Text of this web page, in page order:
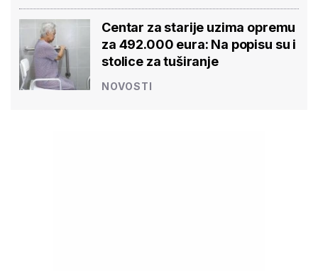
Centar za starije uzima opremu
za 492.000 eura: Na popisu su i
stolice za tuširanje
NOVOSTI